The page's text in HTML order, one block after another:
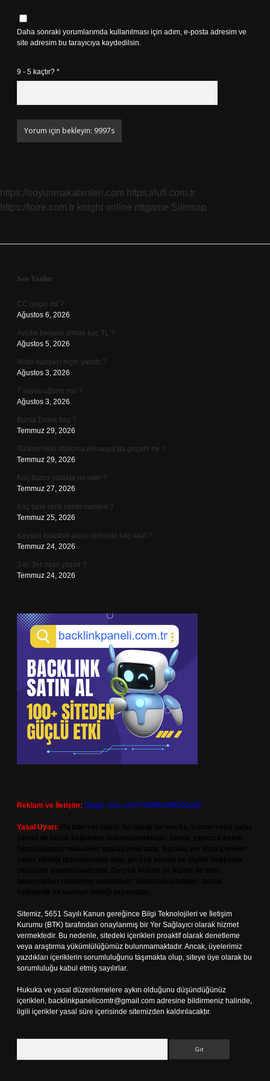
Daha sonraki yorumlarımda kullanılması için adım, e-posta adresim ve
site adresim bu tarayıcıya kaydedilsin.
9 - 5 kaçtır? *
https://soyunmakabinleri.com https://lufi.com.tr
https://loire.com.tr knight online nttgame Sitemap
Sidebar
Son Yazılar
CC geçer mi ?
Ağustos 6, 2026
Avcılık belgesi almak kaç TL ?
Ağustos 5, 2026
Allah dünyayı niçin yarattı ?
Ağustos 3, 2026
7 sayısı uğurlu mu ?
Ağustos 3, 2026
Bursa Erdek kaç ?
Temmuz 29, 2026
Türkiye’deki diploma Almanya’da geçerli mi ?
Temmuz 29, 2026
Koç burcu yatakta ne ister ?
Temmuz 27, 2026
Kaç tane renk vardır isimleri ?
Temmuz 25, 2026
Kayseri İstanbul arası otobüsle kaç saat ?
Temmuz 24, 2026
3 er 3er nasıl yazılır ?
Temmuz 24, 2026
Reklam ve İletişim: Skype: live:.cid.575569c608265c69
Yasal Uyarı:
Sitemiz, 5651 Sayılı Kanun gereğince Bilgi Teknolojileri ve İletişim
Kurumu (BTK) tarafından onaylanmış bir Yer Sağlayıcı olarak hizmet
vermektedir. Bu nedenle, sitedeki içerikleri proaktif olarak denetleme
veya araştırma yükümlülüğümüz bulunmamaktadır. Ancak, üyelerimiz
yazdıkları içeriklerin sorumluluğunu taşımakta olup, siteye üye olarak bu
sorumluluğu kabul etmiş sayılırlar.
Hukuka ve yasal düzenlemelere aykırı olduğunu düşündüğünüz
içerikleri, backlinkpanelicomtr@gmail.com adresine bildirmeniz halinde,
ilgili içerikler yasal süre içerisinde sitemizden kaldırılacaktır.